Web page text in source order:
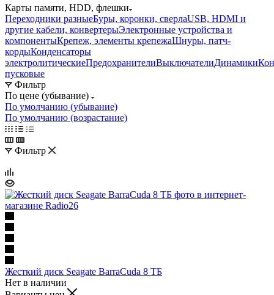
Карты памяти, HDD, флешки
Переходники разныеБуры, коронки, сверлаUSB, HDMI и
другие кабели, конвертерыЭлектронные устройства и
компонентыКрепеж, элементы крепежаШнуры, патч-
кордыКонденсаторы
электролитическиеПредохранителиВыключателиДинамики
пусковые
Фильтр
По цене (убывание)
По умолчанию (убывание)
По умолчанию (возрастание)
Фильтр
Жесткий диск Seagate BarraCuda 8 ТБ
Нет в наличии